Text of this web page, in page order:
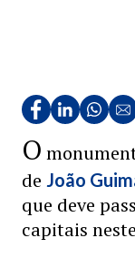
O
de João
que deve
capitais